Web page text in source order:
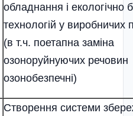
обладнання і екологічно
технологій у виробничих
(в т.ч. поетапна заміна
озоноруйнуючих
озонобезпечні)
Створення системи